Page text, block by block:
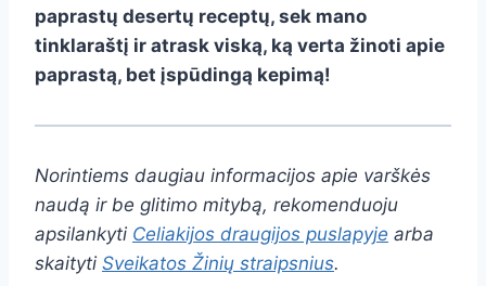
paprastų desertų receptų, sek mano
tinklaraštį ir atrask viską, ką verta žinoti apie
paprastą, bet įspūdingą kepimą!
Norintiems daugiau informacijos apie varškės
naudą ir be glitimo mitybą, rekomenduoju
apsilankyti Celiakijos draugijos puslapyje arba
skaityti Sveikatos Žinių straipsnius.